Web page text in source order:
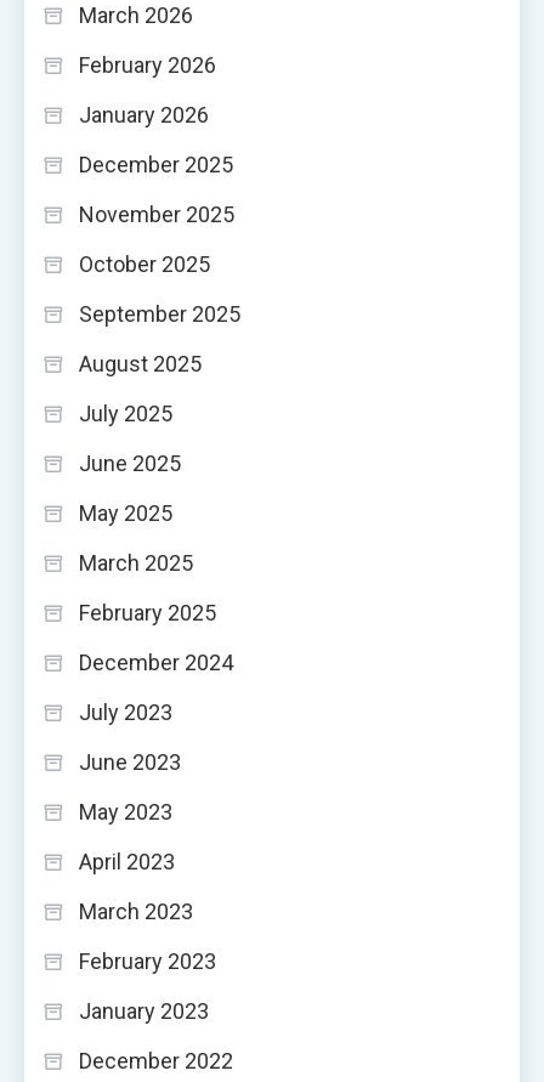
March 2026
February 2026
January 2026
December 2025
November 2025
October 2025
September 2025
August 2025
July 2025
June 2025
May 2025
March 2025
February 2025
December 2024
July 2023
June 2023
May 2023
April 2023
March 2023
February 2023
January 2023
December 2022